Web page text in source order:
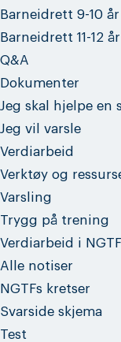
Barneidrett 9-10 år
Barneidrett 11-12 år
Q&A
Dokumenter
Jeg skal hjelpe en
Jeg vil varsle
Verdiarbeid
Verktøy og
Varsling
Trygg på trening
Verdiarbeid i NGTF
Alle notiser
NGTFs kretser
Svarside skjema
Test